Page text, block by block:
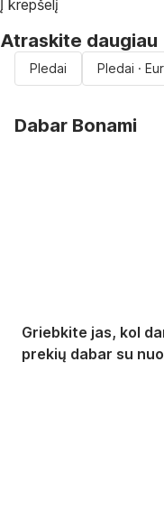
Į krepšelį
Atraskite daugiau
Pledai Pledai ·
Dabar Bonami
Griebkite jas, kol
prekių dabar su